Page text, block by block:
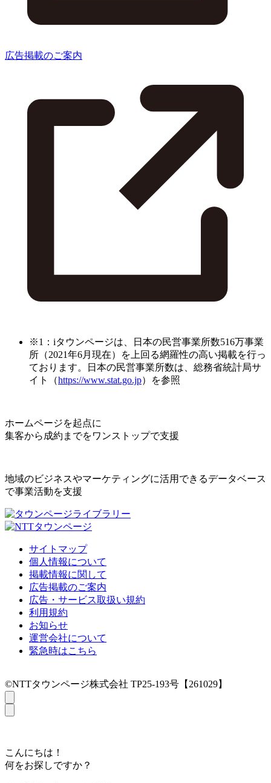
広告掲載のご案内
※1：iタウンページは、日本の民営事業所数516万事業
所（2021年6月現在）を上回る網羅性の高い掲載を行っ
ております。日本の民営事業所数は、総務省統計局サ
イト（https://www.stat.go.jp）を参照
ホームページを起点に
集客から成約までをワンストップで支援
地域のビジネスやマーケティングに活用できるデータベース
で事業活動を支援
サイトマップ
個人情報について
掲載情報に関して
広告掲載のご案内
広告・サービス取扱い規約
利用規約
お知らせ
運営会社について
緊急時はこちら
©NTTタウンページ株式会社 TP25-193号【261029】
こんにちは！
何をお探しですか？